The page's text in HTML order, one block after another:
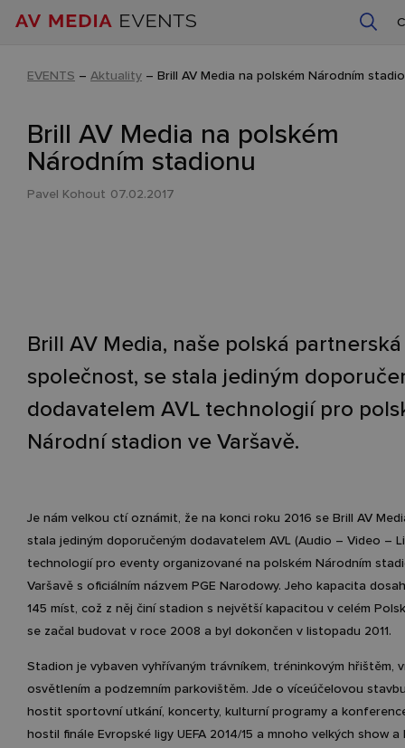
EVENTS – Aktuality – Brill AV Media na polském Národním
Brill AV Media na polském
Národním stadionu
Pavel Kohout 07.02.2017
Brill AV Media, naše polská partnerská
společnost, se stala jediným
dodavatelem AVL technologií pro
Národní stadion ve Varšavě.
Je nám velkou ctí oznámit, že na konci roku 2016 se Brill AV
stala jediným doporučeným dodavatelem AVL (Audio – Video –
technologií pro eventy organizované na polském Národním
Varšavě s oficiálním názvem PGE Narodowy. Jeho kapacita
145 míst, což z něj činí stadion s největší kapacitou v celém
se začal budovat v roce 2008 a byl dokončen v listopadu 2011.
Stadion je vybaven vyhřívaným trávníkem, tréninkovým hřištěm,
osvětlením a podzemním parkovištěm. Jde o víceúčelovou
hostit sportovní utkání, koncerty, kulturní programy a
hostil finále Evropské ligy UEFA 2014/15 a mnoho velkých show